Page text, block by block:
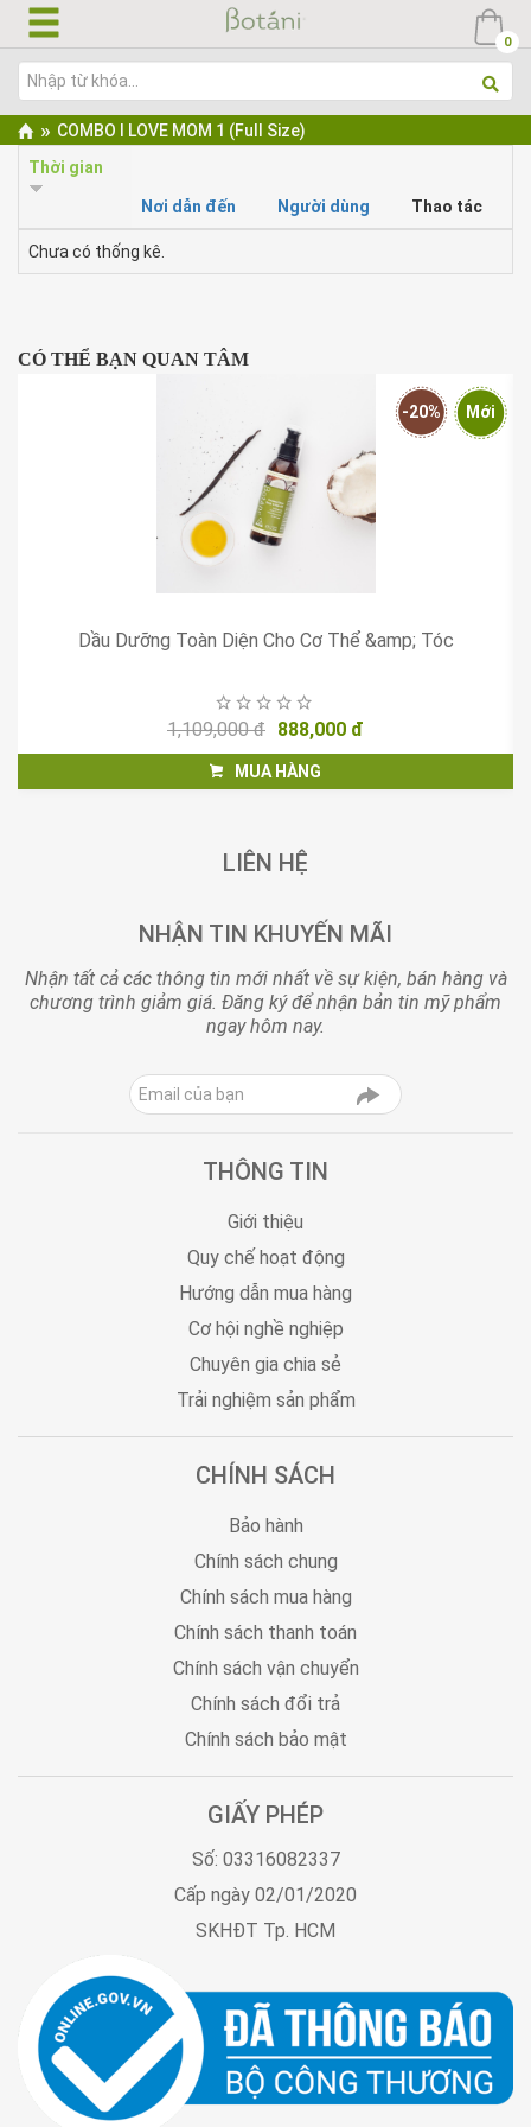
Nhảy
đến
nội
dung
0
Bạn
đang
đây
» COMBO I LOVE MOM 1 (Full Size)
Tab
chính
Thời gian
Nơi dẫn đến Người dùng Thao tác
Chưa có thống kê.
CÓ THỂ BẠN QUAN TÂM
Dầu Dưỡng Toàn Diện Cho Cơ Thể &amp; Tóc
1,109,000 đ 888,000 đ
-20% Mới
MUA HÀNG
LIÊN HỆ
NHẬN TIN KHUYẾN MÃI
Nhận tất cả các thông tin mới nhất về sự kiện, bán hàng và
chương trình giảm giá. Đăng ký để nhận bản tin mỹ phẩm
ngay hôm nay.
THÔNG TIN
Giới thiệu
Quy chế hoạt động
Hướng dẫn mua hàng
Cơ hội nghề nghiệp
Chuyên gia chia sẻ
Trải nghiệm sản phẩm
CHÍNH SÁCH
Bảo hành
Chính sách chung
Chính sách mua hàng
Chính sách thanh toán
Chính sách vận chuyển
Chính sách đổi trả
Chính sách bảo mật
GIẤY PHÉP
Số: 03316082337
Cấp ngày 02/01/2020
SKHĐT Tp. HCM